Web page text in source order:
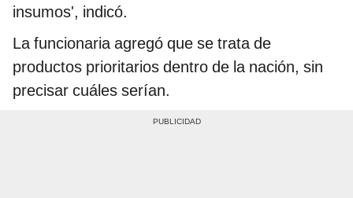
insumos', indicó.
La funcionaria agregó que se trata de
productos prioritarios dentro de la nación, sin
precisar cuáles serían.